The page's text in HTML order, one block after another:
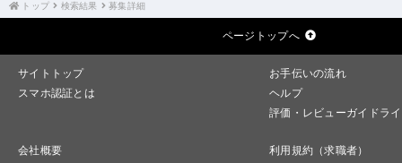
トップ 検索結果 募集詳細
ページトップへ
サイトトップ
お手伝いの流れ
スマホ認証とは
ヘルプ
評価・レビューガイドラ
会社概要
利用規約（求職者）